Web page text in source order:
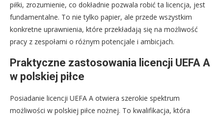
piłki, zrozumienie, co dokładnie pozwala robić ta licencja, jest
fundamentalne. To nie tylko papier, ale przede wszystkim
konkretne uprawnienia, które przekładają się na możliwość
pracy z zespołami o różnym potencjale i ambicjach.
Praktyczne zastosowania licencji UEFA A
w polskiej piłce
Posiadanie licencji UEFA A otwiera szerokie spektrum
możliwości w polskiej piłce nożnej. To kwalifikacja, która